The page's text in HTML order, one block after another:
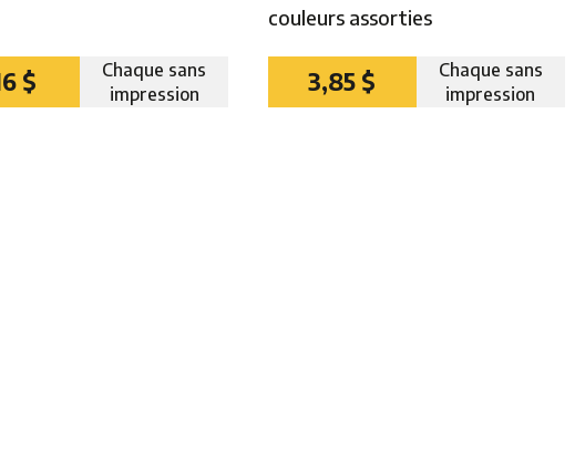
$
Chaque sans
impression
couleurs assorties
3,85 $
Chaque sans
impression